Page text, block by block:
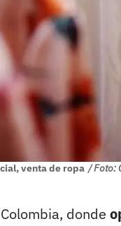
venta de ropa / Foto:
donde